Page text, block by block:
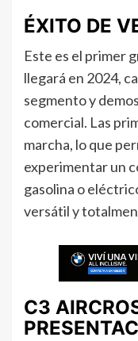
ÉXITO DE
Este es el primer
llegará en 2024,
segmento y
comercial. Las
marcha, lo que
experimentar un
gasolina o
versátil y
C3